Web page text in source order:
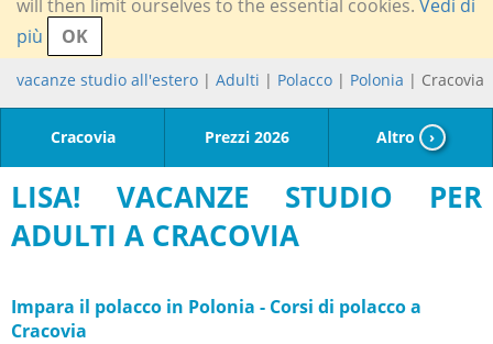
will then limit ourselves to the essential cookies. Vedi di
più
OK
vacanze studio all'estero | Adulti | Polacco | Polonia | Cracovia
Cracovia Prezzi 2026 Altro ›
LISA! VACANZE STUDIO PER
ADULTI A CRACOVIA
Impara il polacco in Polonia - Corsi di polacco a
Cracovia